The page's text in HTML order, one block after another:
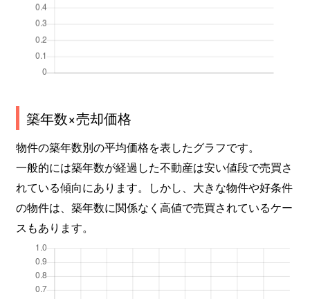
築年数×売却価格
物件の築年数別の平均価格を表したグラフです。
一般的には築年数が経過した不動産は安い値段で売買さ
れている傾向にあります。しかし、大きな物件や好条件
の物件は、築年数に関係なく高値で売買されているケー
スもあります。